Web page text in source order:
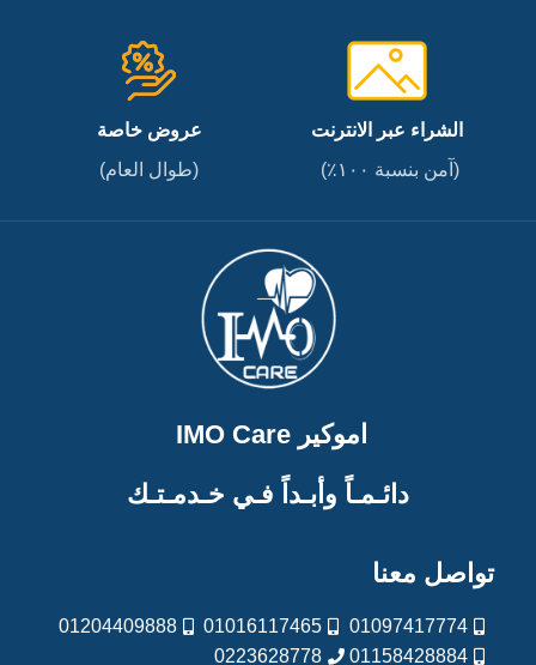
الشراء عبر الانترنت
(آمن بنسبة ١٠٠٪)
عروض خاصة
(طوال العام)
اموكير IMO Care
دائـمـاً وأبـداً فـي خـدمـتـك
تواصل معنا
01097417774
01016117465
01204409888
01158428884
0223628778